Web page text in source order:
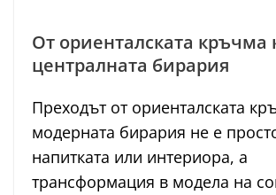
От ориенталската кръчма
централната бирария
Преходът от ориенталската
модерната бирария не е
напитката или интериора, а
трансформация в модела на